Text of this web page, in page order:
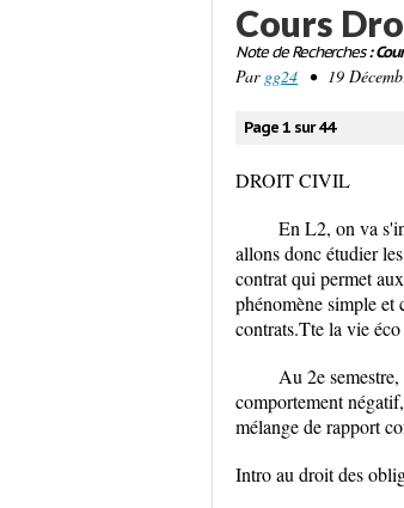
Cours
Note de Recherches:
Par gg24 • 19
Page 1 sur 44
DROIT CIVIL
En L2, on va
allons donc étudier
contrat qui permet
phénomène simple et
contrats.Tte la vie
Au 2e
comportement
mélange de rapport
Intro au droit des